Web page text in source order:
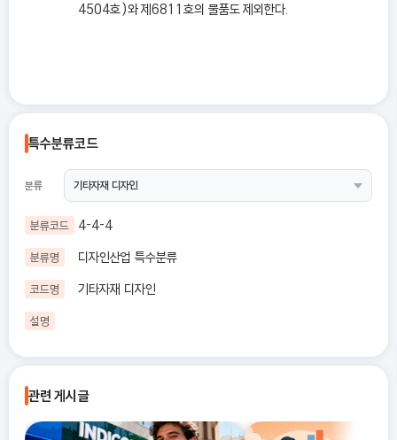
4504호)와 제6811호의 물품도 제외한다.
특수분류코드
분류
분류코드 4-4-4
분류명 디자인산업 특수분류
코드명 기타자재 디자인
설명
관련 게시글